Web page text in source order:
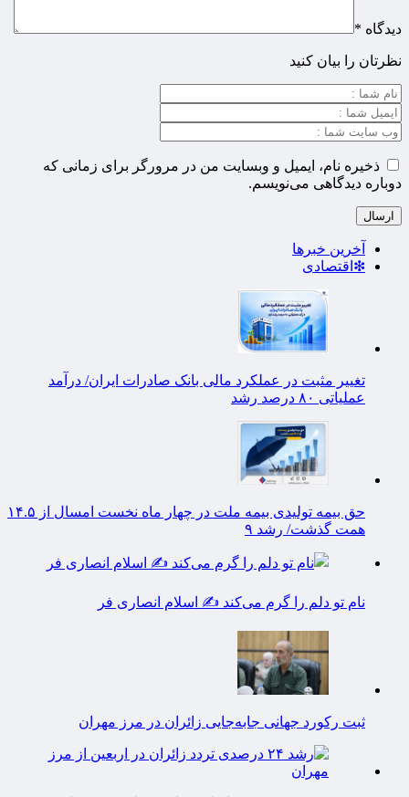
دیدگاه *
نظرتان را بیان کنید
ذخیره نام، ایمیل و وبسایت من در مرورگر برای زمانی که
دوباره دیدگاهی می‌نویسم.
آخرین خبرها
❇اقتصادی
تغییر مثبت در عملکرد مالی بانک صادرات ایران/ درآمد
عملیاتی ۸۰ درصد رشد
حق بیمه تولیدی بیمه ملت در چهار ماه نخست امسال از ۱۴.۵
همت گذشت/ رشد ۹
نام تو دلم را گرم می‌کند ✍️ اسلام انصاری فر
ثبت رکورد جهانی جابه‌جایی زائران در مرز مهران